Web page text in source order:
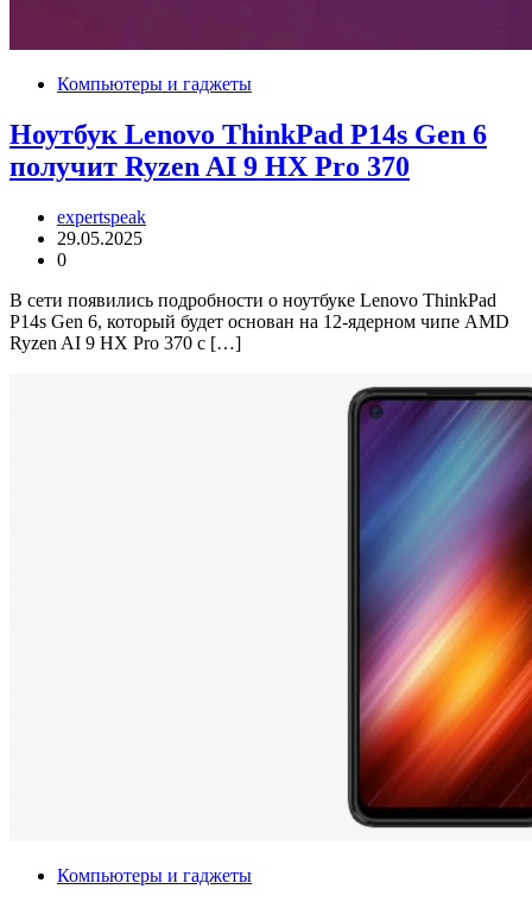
Компьютеры и гаджеты
Ноутбук Lenovo ThinkPad P14s Gen 6
получит Ryzen AI 9 HX Pro 370
expertspeak
29.05.2025
0
В сети появились подробности о ноутбуке Lenovo ThinkPad
P14s Gen 6, который будет основан на 12-ядерном чипе AMD
Ryzen AI 9 HX Pro 370 с […]
Компьютеры и гаджеты